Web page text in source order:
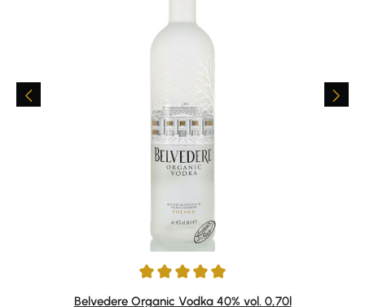
Durchschnittliche Bewertung von 5 von 5 Sternen
Belvedere Organic Vodka 40% vol. 0,70l